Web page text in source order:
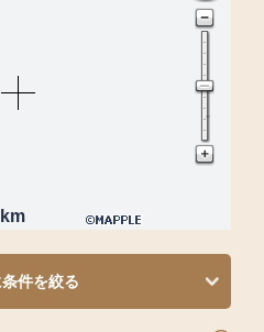
件を絞る